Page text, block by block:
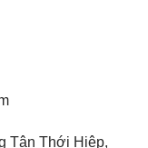
Tân Thới Hiệp,